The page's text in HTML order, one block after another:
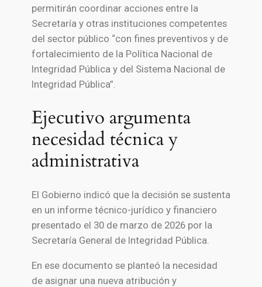
permitirán coordinar acciones entre la
Secretaría y otras instituciones competentes
del sector público “con fines preventivos y de
fortalecimiento de la Política Nacional de
Integridad Pública y del Sistema Nacional de
Integridad Pública”.
Ejecutivo argumenta
necesidad técnica y
administrativa
El Gobierno indicó que la decisión se sustenta
en un informe técnico-jurídico y financiero
presentado el 30 de marzo de 2026 por la
Secretaría General de Integridad Pública.
En ese documento se planteó la necesidad
de asignar una nueva atribución y